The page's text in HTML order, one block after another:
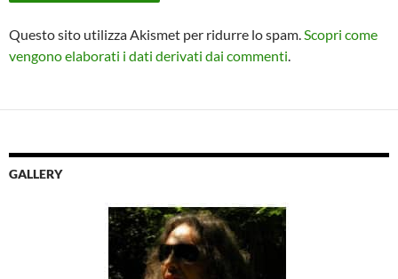
Questo sito utilizza Akismet per ridurre lo spam. Scopri come
vengono elaborati i dati derivati dai commenti
GALLERY